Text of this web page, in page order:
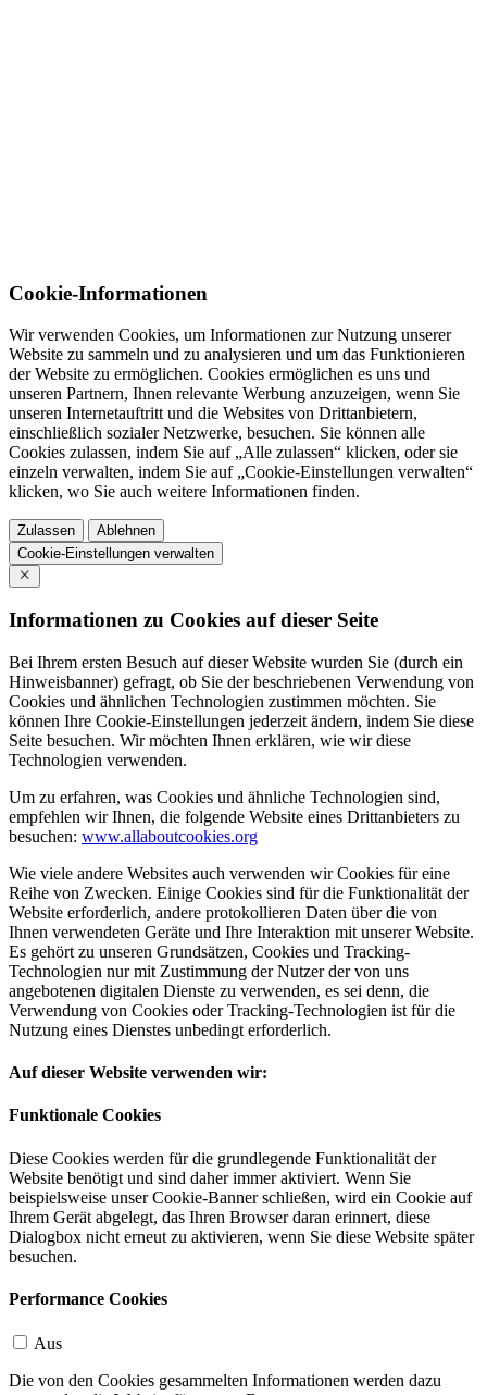
Cookie-Informationen
Wir verwenden Cookies, um Informationen zur Nutzung unserer
Website zu sammeln und zu analysieren und um das Funktionieren
der Website zu ermöglichen. Cookies ermöglichen es uns und
unseren Partnern, Ihnen relevante Werbung anzuzeigen, wenn Sie
unseren Internetauftritt und die Websites von Drittanbietern,
einschließlich sozialer Netzwerke, besuchen. Sie können alle
Cookies zulassen, indem Sie auf „Alle zulassen“ klicken, oder sie
einzeln verwalten, indem Sie auf „Cookie-Einstellungen verwalten“
klicken, wo Sie auch weitere Informationen finden.
Zulassen
Ablehnen
Cookie-Einstellungen verwalten
Informationen zu Cookies auf dieser Seite
Bei Ihrem ersten Besuch auf dieser Website wurden Sie (durch ein
Hinweisbanner) gefragt, ob Sie der beschriebenen Verwendung von
Cookies und ähnlichen Technologien zustimmen möchten. Sie
können Ihre Cookie-Einstellungen jederzeit ändern, indem Sie diese
Seite besuchen. Wir möchten Ihnen erklären, wie wir diese
Technologien verwenden.
Um zu erfahren, was Cookies und ähnliche Technologien sind,
empfehlen wir Ihnen, die folgende Website eines Drittanbieters zu
besuchen: www.allaboutcookies.org
Wie viele andere Websites auch verwenden wir Cookies für eine
Reihe von Zwecken. Einige Cookies sind für die Funktionalität der
Website erforderlich, andere protokollieren Daten über die von
Ihnen verwendeten Geräte und Ihre Interaktion mit unserer Website.
Es gehört zu unseren Grundsätzen, Cookies und Tracking-
Technologien nur mit Zustimmung der Nutzer der von uns
angebotenen digitalen Dienste zu verwenden, es sei denn, die
Verwendung von Cookies oder Tracking-Technologien ist für die
Nutzung eines Dienstes unbedingt erforderlich.
Auf dieser Website verwenden wir:
Funktionale Cookies
Diese Cookies werden für die grundlegende Funktionalität der
Website benötigt und sind daher immer aktiviert. Wenn Sie
beispielsweise unser Cookie-Banner schließen, wird ein Cookie auf
Ihrem Gerät abgelegt, das Ihren Browser daran erinnert, diese
Dialogbox nicht erneut zu aktivieren, wenn Sie diese Website später
besuchen.
Performance Cookies
Aus
Die von den Cookies gesammelten Informationen werden dazu